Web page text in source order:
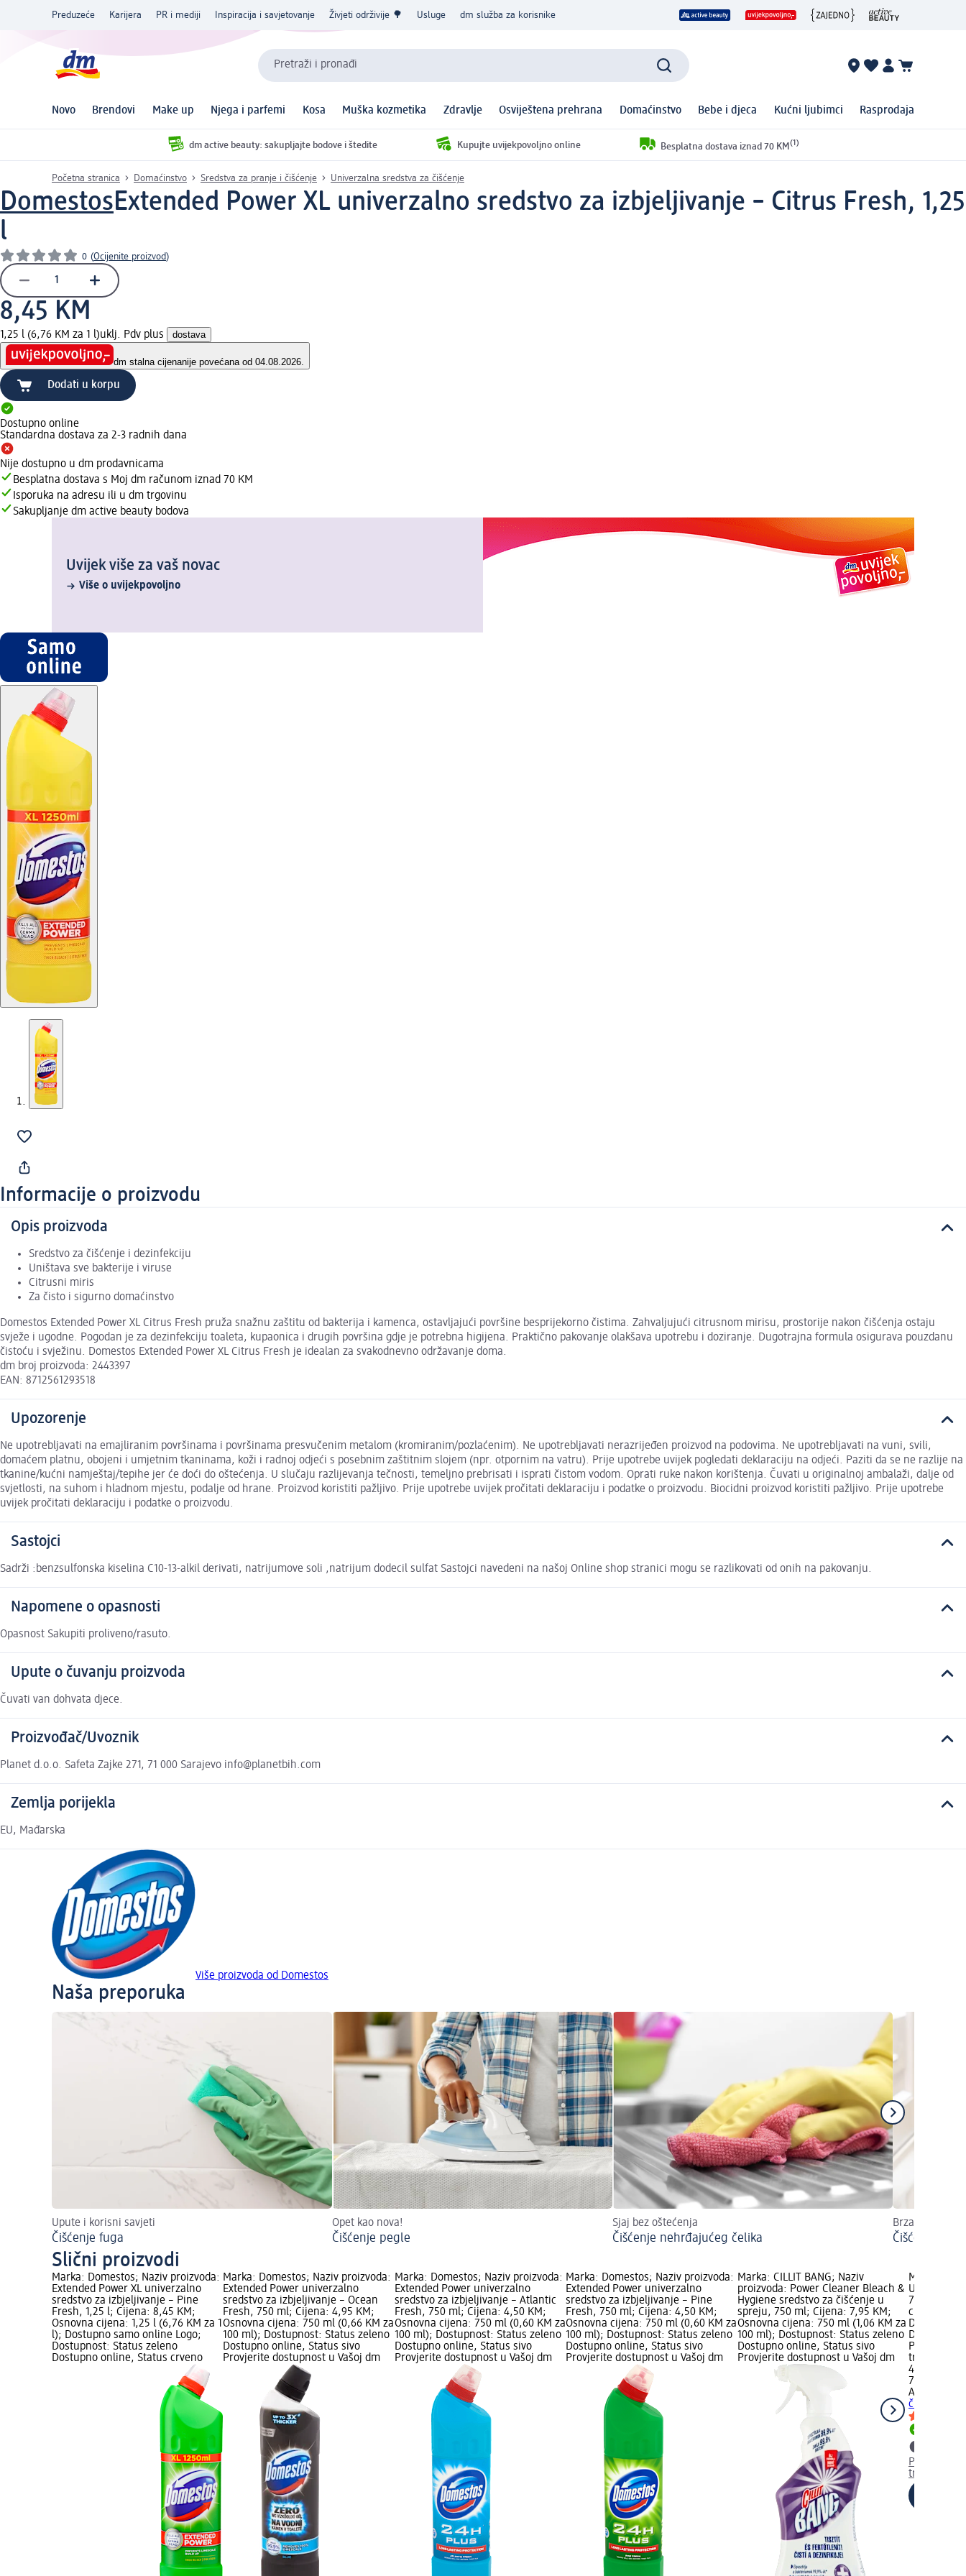
Preduzeće Karijera PR i mediji Inspiracija i savjetovanje Živjeti održivije 🌳 Usluge dm služba za korisnike
Pretraži i pronađi
Novo Brendovi Make up Njega i parfemi Kosa Muška kozmetika Zdravlje Osviještena prehrana Domaćinstvo Bebe i djeca Kućni ljubimci Rasprodaja
dm active beauty: sakupljajte bodove i štedite Kupujte uvijekpovoljno online Besplatna dostava iznad 70 KM (1)
Početna stranica Domaćinstvo Sredstva za pranje i čišćenje Univerzalna sredstva za čišćenje
DomestosExtended Power XL univerzalno sredstvo za izbjeljivanje – Citrus Fresh, 1,25
l
0 (Ocijenite proizvod)
8,45 KM
1,25 l (6,76 KM za 1 l)uklj. Pdv plus dostava
dm stalna cijenanije povećana od 04.08.2026.
Dodati u korpu
Dostupno online
Standardna dostava za 2-3 radnih dana
Nije dostupno u dm prodavnicama
Besplatna dostava s Moj dm računom iznad 70 KM
Isporuka na adresu ili u dm trgovinu
Sakupljanje dm active beauty bodova
Uvijek više za vaš novac
Više o uvijekpovoljno
Informacije o proizvodu
Opis proizvoda
Sredstvo za čišćenje i dezinfekciju
Uništava sve bakterije i viruse
Citrusni miris
Za čisto i sigurno domaćinstvo
Domestos Extended Power XL Citrus Fresh pruža snažnu zaštitu od bakterija i kamenca, ostavljajući površine besprijekorno čistima. Zahvaljujući citrusnom mirisu, prostorije nakon čišćenja ostaju
svježe i ugodne. Pogodan je za dezinfekciju toaleta, kupaonica i drugih površina gdje je potrebna higijena. Praktično pakovanje olakšava upotrebu i doziranje. Dugotrajna formula osigurava pouzdanu
čistoću i svježinu. Domestos Extended Power XL Citrus Fresh je idealan za svakodnevno održavanje doma.
dm broj proizvoda: 2443397
EAN: 8712561293518
Upozorenje
Ne upotrebljavati na emajliranim površinama i površinama presvučenim metalom (kromiranim/pozlaćenim). Ne upotrebljavati nerazrijeđen proizvod na podovima. Ne upotrebljavati na vuni, svili,
domaćem platnu, obojeni i umjetnim tkaninama, koži i radnoj odjeći s posebnim zaštitnim slojem (npr. otpornim na vatru). Prije upotrebe uvijek pogledati deklaraciju na odjeći. Paziti da se ne razlije na
tkanine/kućni namještaj/tepihe jer će doći do oštećenja. U slučaju razlijevanja tečnosti, temeljno prebrisati i isprati čistom vodom. Oprati ruke nakon korištenja. Čuvati u originalnoj ambalaži, dalje od
svjetlosti, na suhom i hladnom mjestu, podalje od hrane. Proizvod koristiti pažljivo. Prije upotrebe uvijek pročitati deklaraciju i podatke o proizvodu. Biocidni proizvod koristiti pažljivo. Prije upotrebe
uvijek pročitati deklaraciju i podatke o proizvodu.
Sastojci
Sadrži :benzsulfonska kiselina C10-13-alkil derivati, natrijumove soli ,natrijum dodecil sulfat Sastojci navedeni na našoj Online shop stranici mogu se razlikovati od onih na pakovanju.
Napomene o opasnosti
Opasnost Sakupiti proliveno/rasuto.
Upute o čuvanju proizvoda
Čuvati van dohvata djece.
Proizvođač/Uvoznik
Planet d.o.o. Safeta Zajke 271, 71 000 Sarajevo info@planetbih.com
Zemlja porijekla
EU, Mađarska
Više proizvoda od Domestos
Naša preporuka
Upute i korisni savjeti
Čišćenje fuga
Opet kao nova!
Čišćenje pegle
Sjaj bez oštećenja
Čišćenje nehrđajućeg čelika
Brza pomoć
Čišćenje
Slični proizvodi
Marka: Domestos; Naziv proizvoda:
Extended Power XL univerzalno
sredstvo za izbjeljivanje – Pine
Fresh, 1,25 l; Cijena: 8,45 KM;
Osnovna cijena: 1,25 l (6,76 KM za 1
l); Dostupno samo online Logo;
Dostupnost: Status zeleno
Dostupno online, Status crveno
Marka: Domestos; Naziv proizvoda:
Extended Power univerzalno
sredstvo za izbjeljivanje – Ocean
Fresh, 750 ml; Cijena: 4,95 KM;
Osnovna cijena: 750 ml (0,66 KM za
100 ml); Dostupnost: Status zeleno
Dostupno online, Status sivo
Provjerite dostupnost u Vašoj dm
Marka: Domestos; Naziv proizvoda:
Extended Power univerzalno
sredstvo za izbjeljivanje – Atlantic
Fresh, 750 ml; Cijena: 4,50 KM;
Osnovna cijena: 750 ml (0,60 KM za
100 ml); Dostupnost: Status zeleno
Dostupno online, Status sivo
Provjerite dostupnost u Vašoj dm
Marka: Domestos; Naziv proizvoda:
Extended Power univerzalno
sredstvo za izbjeljivanje – Pine
Fresh, 750 ml; Cijena: 4,50 KM;
Osnovna cijena: 750 ml (0,60 KM za
100 ml); Dostupnost: Status zeleno
Dostupno online, Status sivo
Provjerite dostupnost u Vašoj dm
Marka: CILLIT BANG; Naziv
proizvoda: Power Cleaner Bleach &
Hygiene sredstvo za čišćenje u
spreju, 750 ml; Cijena: 7,95 KM;
Osnovna cijena: 750 ml (1,06 KM za
100 ml); Dostupnost: Status zeleno
Dostupno online, Status sivo
Provjerite dostupnost u Vašoj dm
Marka:
750 ml;
cijena: 750
Dostupno
Provjerite
trgovini
4,95 KM
750 ml
AJAX
čišćenje,
Provjerite
trgovini